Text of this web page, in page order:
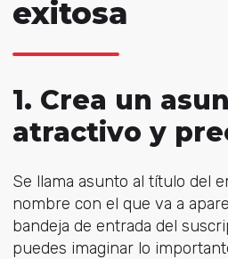
exitosa
1. Crea un
atractivo y
Se llama asunto al título del
nombre con el que va a
bandeja de entrada del
puedes imaginar lo